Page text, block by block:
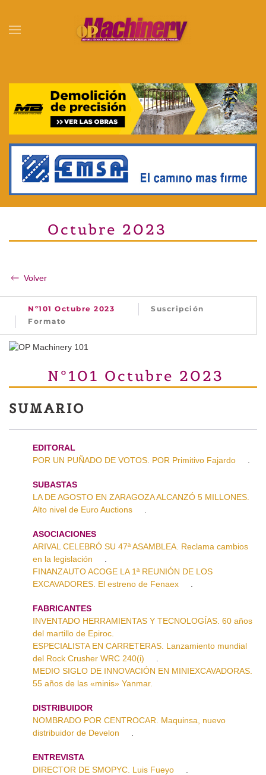
Skip to main content
Octubre 2023
Volver
Nº101 Octubre 2023
Suscripción
Formato
Nº101 Octubre 2023
SUMARIO
EDITORAL
POR UN PUÑADO DE VOTOS. POR Primitivo Fajardo
SUBASTAS
LA DE AGOSTO EN ZARAGOZA ALCANZÓ 5 MILLONES.
Alto nivel de Euro Auctions
ASOCIACIONES
ARIVAL CELEBRÓ SU 47ª ASAMBLEA. Reclama cambios
en la legislación
FINANZAUTO ACOGE LA 1ª REUNIÓN DE LOS
EXCAVADORES. El estreno de Fenaex
FABRICANTES
INVENTADO HERRAMIENTAS Y TECNOLOGÍAS. 60 años
del martillo de Epiroc.
ESPECIALISTA EN CARRETERAS. Lanzamiento mundial
del Rock Crusher WRC 240(i)
MEDIO SIGLO DE INNOVACIÓN EN MINIEXCAVADORAS.
55 años de las «minis» Yanmar.
DISTRIBUIDOR
NOMBRADO POR CENTROCAR. Maquinsa, nuevo
distribuidor de Develon
ENTREVISTA
DIRECTOR DE SMOPYC. Luis Fueyo